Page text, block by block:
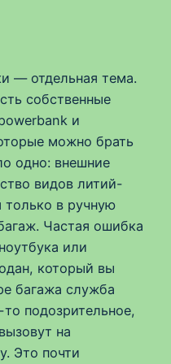
— отдельная тема.
собственные
и
можно брать
одно: внешние
видов литий-
только в ручную
Частая ошибка
или
который вы
багажа служба
подозрительное,
на
Это почти